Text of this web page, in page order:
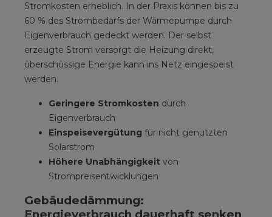
Stromkosten erheblich. In der Praxis können bis zu
60 % des Strombedarfs der Wärmepumpe durch
Eigenverbrauch gedeckt werden. Der selbst
erzeugte Strom versorgt die Heizung direkt,
überschüssige Energie kann ins Netz eingespeist
werden.
Geringere Stromkosten durch
Eigenverbrauch
Einspeisevergütung für nicht genutzten
Solarstrom
Höhere Unabhängigkeit von
Strompreisentwicklungen
Gebäudedämmung: